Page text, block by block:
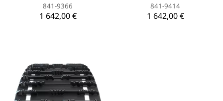
841-9366
1 642,00 €
841-9414
1 642,00 €